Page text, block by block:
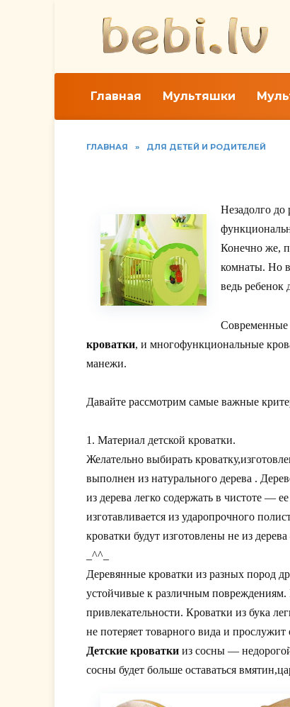
Главная Мультяшки
ГЛАВНАЯ » ДЛЯ ДЕТЕЙ И РОДИТЕЛЕЙ
Незадолго до
Конечно же,
комнаты. Но в
ведь ребенок
Современные
кроватки, и многофункциональные
манежи.
Давайте рассмотрим самые важные
1. Материал детской кроватки.
Желательно выбирать
выполнен из натурального дерева .
из дерева легко содержать в чистоте —
изготавливается из ударопрочного
кроватки будут изготовлены не из
_^^_
Деревянные кроватки из разных пород
устойчивые к различным повреждениям.
привлекательности. Кроватки из бука
не потеряет товарного вида и
Детские кроватки из сосны —
сосны будет больше оставаться